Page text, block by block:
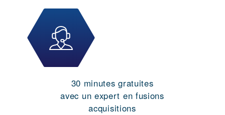
30 minutes gratuites
avec un expert en fusions
acquisitions